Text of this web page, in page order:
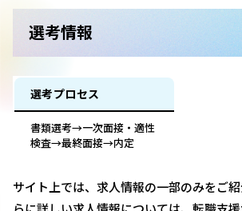
選考情報
選考プロセス
書類選考→一次面接・適性
検査→最終面接→内定
サイト上では、求人情報の一部のみをご